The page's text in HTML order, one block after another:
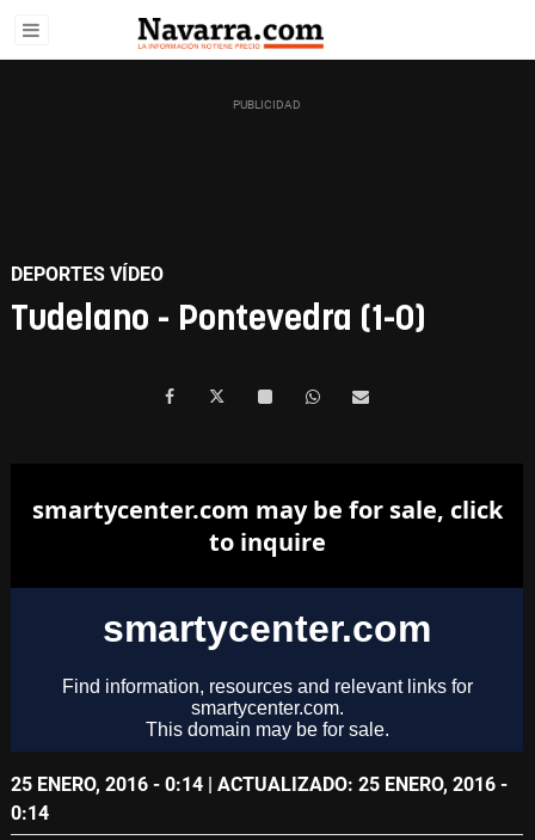
DEPORTES VÍDEO
Tudelano - Pontevedra (1-0)
25 ENERO, 2016 - 0:14 | ACTUALIZADO: 25 ENERO, 2016 -
0:14